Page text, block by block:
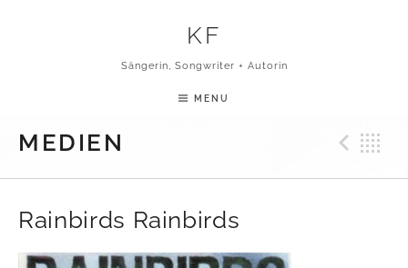
KF
Sängerin, Songwriter + Autorin
MENU
MEDIEN
Rainbirds Rainbirds